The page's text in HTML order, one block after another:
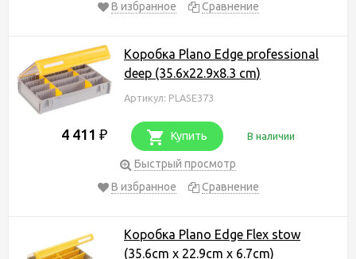
В избранное Сравнение
Коробка Plano Edge professional
deep (35.6x22.9x8.3 cm)
Артикул: PLASE373
4 411 ₽ Купить В наличии
Быстрый просмотр
В избранное
Сравнение
Коробка Plano Edge Flex stow
(35.6cm x 22.9cm x 6.7cm)